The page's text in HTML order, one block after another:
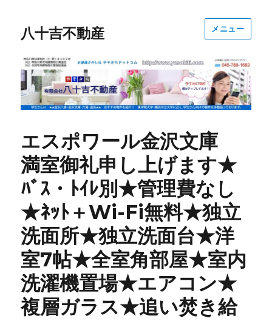
八十吉不動産 メニュー
エスポワール金沢文庫
満室御礼申し上げます★
ﾊﾞｽ・ﾄｲﾚ別★管理費なし
★ﾈｯﾄ＋Wi-Fi無料★独立
洗面所★独立洗面台★洋
室7帖★全室角部屋★室内
洗濯機置場★エアコン★
複層ガラス★追い焚き給